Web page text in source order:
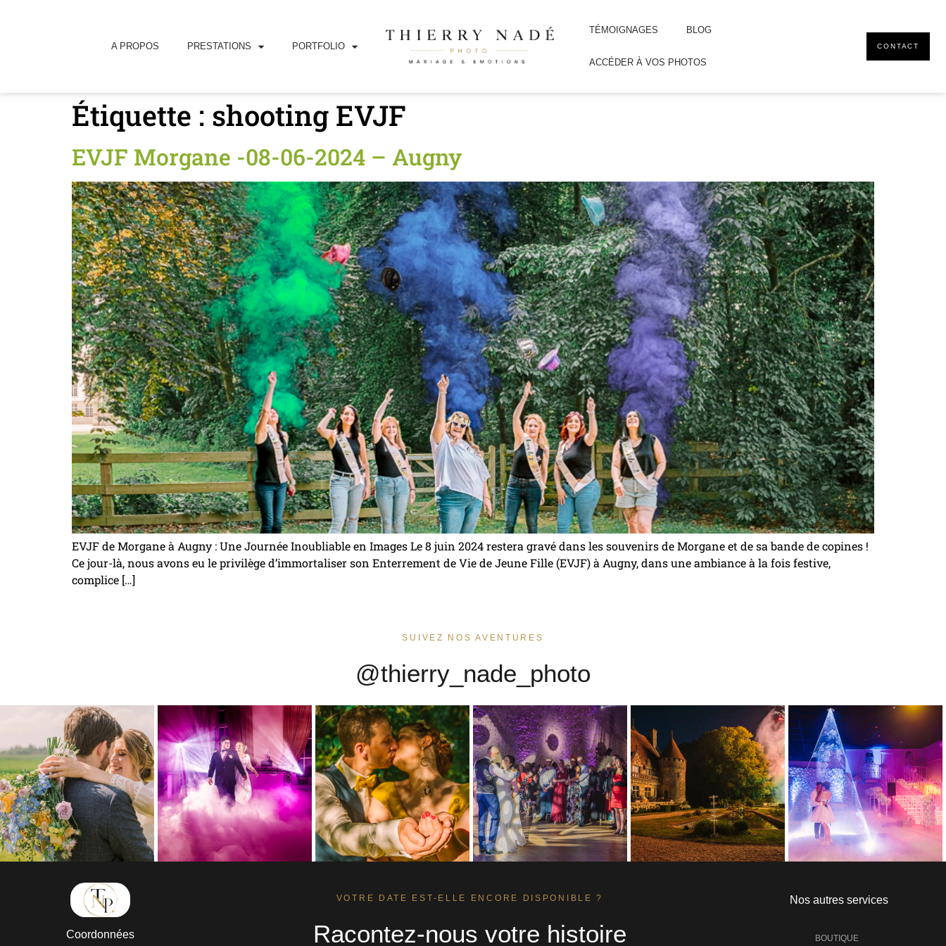
A PROPOS PRESTATIONS PORTFOLIO
TÉMOIGNAGES BLOG
ACCÉDER À VOS PHOTOS
CONTACT
Étiquette : shooting EVJF
EVJF Morgane -08-06-2024 – Augny
EVJF de Morgane à Augny : Une Journée Inoubliable en Images Le 8 juin 2024 restera gravé dans les souvenirs de Morgane et de sa bande de copines !
Ce jour-là, nous avons eu le privilège d’immortaliser son Enterrement de Vie de Jeune Fille (EVJF) à Augny, dans une ambiance à la fois festive,
complice […]
SUIVEZ NOS AVENTURES
@thierry_nade_photo
Coordonnées
VOTRE DATE EST-ELLE ENCORE DISPONIBLE ?
Racontez-nous votre histoire
Nos autres services
BOUTIQUE